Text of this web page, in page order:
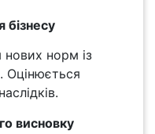
бізнесу
нових норм із
Оцінюється
висновку